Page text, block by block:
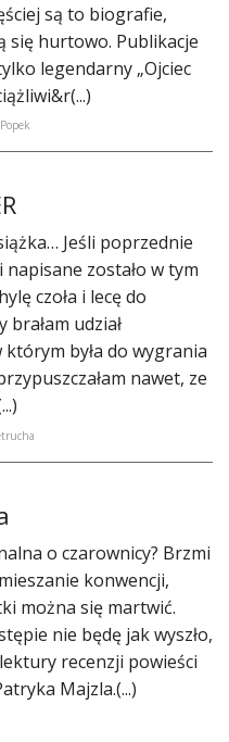
są to biografie,
się hurtowo. Publikacje
legendarny „Ojciec
Jeśli poprzednie
zostało w tym
czoła i lecę do
brałam udział
była do wygrania
nawet, ze
o czarownicy? Brzmi
konwencji,
można się martwić.
nie będę jak wyszło,
recenzji powieści
Majzla.(...)